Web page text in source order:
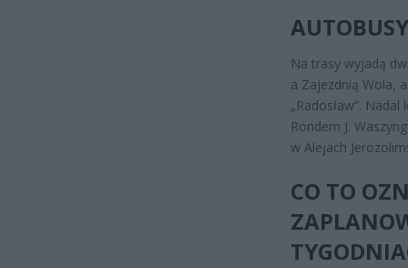
Na trasy wyjadą
a Zajezdnią Wola,
„Radosław”.
Rondem J.
w Alejach
CO TO